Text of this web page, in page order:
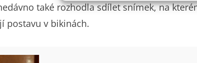
Zajištění bezpečnosti,
také rozhodla sdílet snímek, na
postavu v bikinách.